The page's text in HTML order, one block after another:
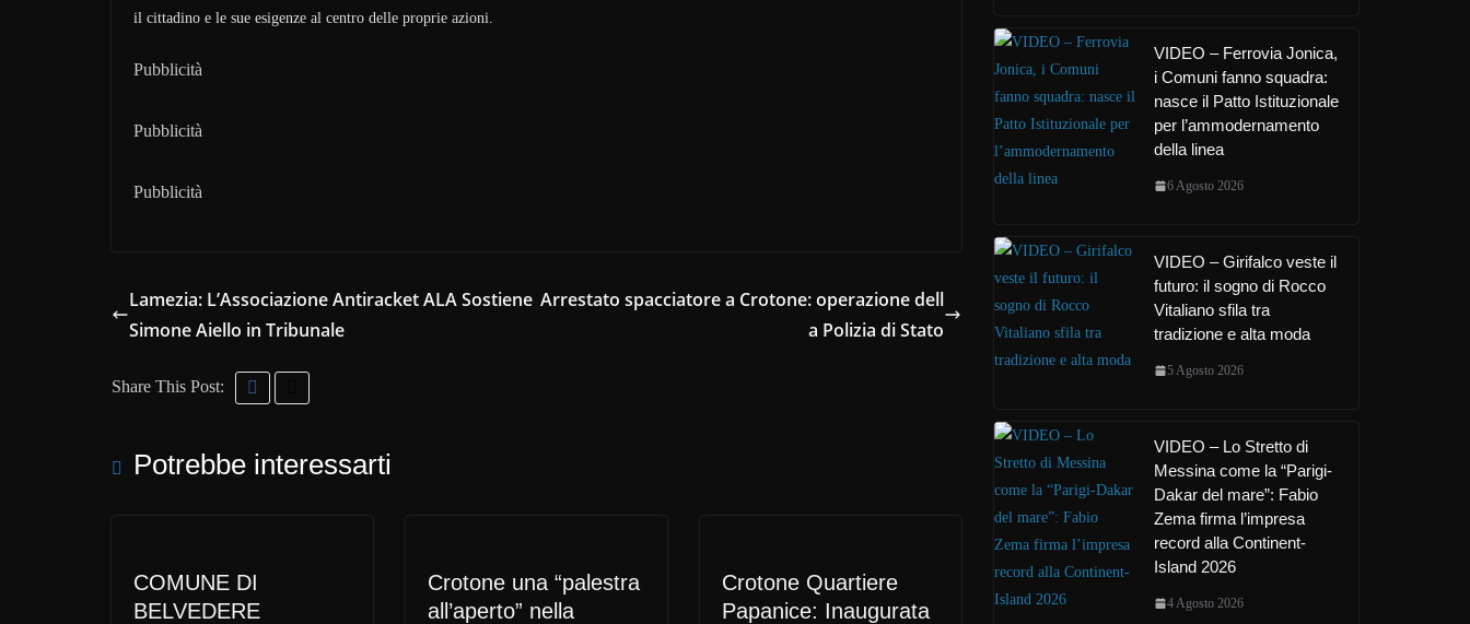
il cittadino e le sue esigenze al centro delle proprie azioni.
Pubblicità
Pubblicità
Pubblicità
Lamezia: L’Associazione Antiracket ALA Sostiene
Simone Aiello in Tribunale
Arrestato spacciatore a Crotone: operazione dell
a Polizia di Stato
Share This Post:
Potrebbe interessarti
COMUNE DI
BELVEDERE
Crotone una “palestra
all’aperto” nella
Crotone Quartiere
Papanice: Inaugurata
VIDEO – Ferrovia Jonica,
i Comuni fanno squadra:
nasce il Patto Istituzionale
per l’ammodernamento
della linea
6 Agosto 2026
VIDEO – Girifalco veste il
futuro: il sogno di Rocco
Vitaliano sfila tra
tradizione e alta moda
5 Agosto 2026
VIDEO – Lo Stretto di
Messina come la “Parigi-
Dakar del mare”: Fabio
Zema firma l’impresa
record alla Continent-
Island 2026
4 Agosto 2026